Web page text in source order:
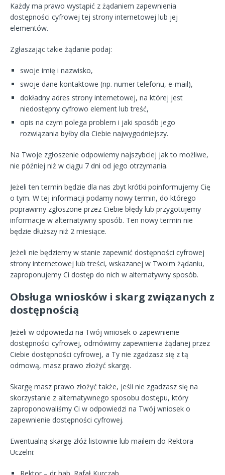
Każdy ma prawo wystąpić z żądaniem zapewnienia
dostępności cyfrowej tej strony internetowej lub jej
elementów.
Zgłaszając takie żądanie podaj:
swoje imię i nazwisko,
swoje dane kontaktowe (np. numer telefonu, e-mail),
dokładny adres strony internetowej, na której jest
niedostępny cyfrowo element lub treść,
opis na czym polega problem i jaki sposób jego
rozwiązania byłby dla Ciebie najwygodniejszy.
Na Twoje zgłoszenie odpowiemy najszybciej jak to możliwe,
nie później niż w ciągu 7 dni od jego otrzymania.
Jeżeli ten termin będzie dla nas zbyt krótki poinformujemy Cię
o tym. W tej informacji podamy nowy termin, do którego
poprawimy zgłoszone przez Ciebie błędy lub przygotujemy
informacje w alternatywny sposób. Ten nowy termin nie
będzie dłuższy niż 2 miesiące.
Jeżeli nie będziemy w stanie zapewnić dostępności cyfrowej
strony internetowej lub treści, wskazanej w Twoim żądaniu,
zaproponujemy Ci dostęp do nich w alternatywny sposób.
Obsługa wniosków i skarg związanych z
dostępnością
Jeżeli w odpowiedzi na Twój wniosek o zapewnienie
dostępności cyfrowej, odmówimy zapewnienia żądanej przez
Ciebie dostępności cyfrowej, a Ty nie zgadzasz się z tą
odmową, masz prawo złożyć skargę.
Skargę masz prawo złożyć także, jeśli nie zgadzasz się na
skorzystanie z alternatywnego sposobu dostępu, który
zaproponowaliśmy Ci w odpowiedzi na Twój wniosek o
zapewnienie dostępności cyfrowej.
Ewentualną skargę złóż listownie lub mailem do Rektora
Uczelni: